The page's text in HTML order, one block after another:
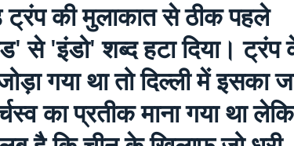
ट्रंप की मुलाकात से ठीक पहले
से 'इंडो' शब्द हटा दिया। ट्रंप
गया था तो दिल्ली में इसका
का प्रतीक माना गया था